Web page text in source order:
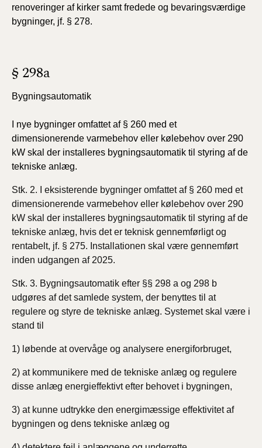
renoveringer af kirker samt fredede og bevaringsværdige
bygninger, jf. § 278.
§ 298a
Bygningsautomatik
I nye bygninger omfattet af § 260 med et
dimensionerende varmebehov eller kølebehov over 290
kW skal der installeres bygningsautomatik til styring af de
tekniske anlæg.
Stk. 2. I eksisterende bygninger omfattet af § 260 med et
dimensionerende varmebehov eller kølebehov over 290
kW skal der installeres bygningsautomatik til styring af de
tekniske anlæg, hvis det er teknisk gennemførligt og
rentabelt, jf. § 275. Installationen skal være gennemført
inden udgangen af 2025.
Stk. 3. Bygningsautomatik efter §§ 298 a og 298 b
udgøres af det samlede system, der benyttes til at
regulere og styre de tekniske anlæg. Systemet skal være i
stand til
1) løbende at overvåge og analysere energiforbruget,
2) at kommunikere med de tekniske anlæg og regulere
disse anlæg energieffektivt efter behovet i bygningen,
3) at kunne udtrykke den energimæssige effektivitet af
bygningen og dens tekniske anlæg og